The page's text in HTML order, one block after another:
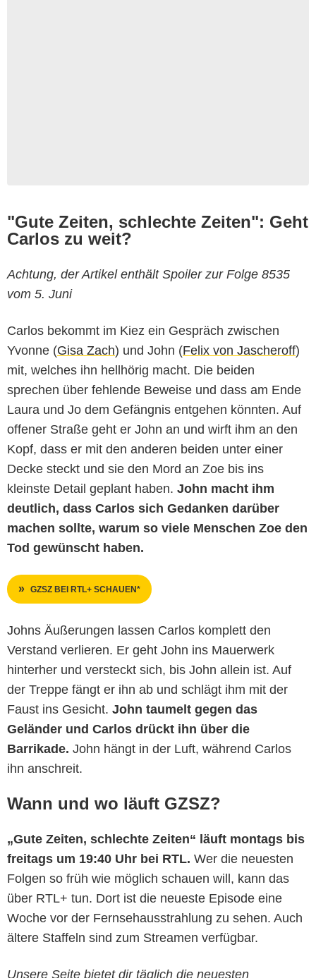
"Gute Zeiten, schlechte Zeiten": Geht
Carlos zu weit?
Achtung, der Artikel enthält Spoiler zur Folge 8535
vom 5. Juni
Carlos bekommt im Kiez ein Gespräch zwischen
Yvonne (Gisa Zach) und John (Felix von Jascheroff)
mit, welches ihn hellhörig macht. Die beiden
sprechen über fehlende Beweise und dass am Ende
Laura und Jo dem Gefängnis entgehen könnten. Auf
offener Straße geht er John an und wirft ihm an den
Kopf, dass er mit den anderen beiden unter einer
Decke steckt und sie den Mord an Zoe bis ins
kleinste Detail geplant haben. John macht ihm
deutlich, dass Carlos sich Gedanken darüber
machen sollte, warum so viele Menschen Zoe den
Tod gewünscht haben.
GZSZ BEI RTL+ SCHAUEN*
Johns Äußerungen lassen Carlos komplett den
Verstand verlieren. Er geht John ins Mauerwerk
hinterher und versteckt sich, bis John allein ist. Auf
der Treppe fängt er ihn ab und schlägt ihm mit der
Faust ins Gesicht. John taumelt gegen das
Geländer und Carlos drückt ihn über die
Barrikade. John hängt in der Luft, während Carlos
ihn anschreit.
Wann und wo läuft GZSZ?
„Gute Zeiten, schlechte Zeiten“ läuft montags bis
freitags um 19:40 Uhr bei RTL. Wer die neuesten
Folgen so früh wie möglich schauen will, kann das
über RTL+ tun. Dort ist die neueste Episode eine
Woche vor der Fernsehausstrahlung zu sehen. Auch
ältere Staffeln sind zum Streamen verfügbar.
Unsere Seite bietet dir täglich die neuesten